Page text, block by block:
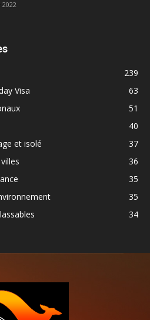
239
Visa
63
51
40
et isolé
37
36
35
35
34